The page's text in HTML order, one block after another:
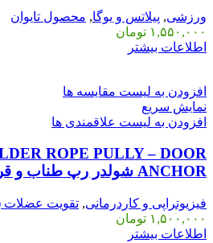
ورزشی, پیلاتس و یوگا, محصول تایوان
۱,۵۵۰,۰۰۰ تومان
اطلاعات بیشتر
افزودن به لیست مقایسه ها
نمایش سریع
افزودن به لیست علاقمندی ها
ROPE PULLY – DOOR
ANCHOR شولدر رپ طناب و قرقره MSD
فیزیوتراپی و کاردرمانی, تقویت عضلات
۱,۵۰۰,۰۰۰ تومان
اطلاعات بیشتر